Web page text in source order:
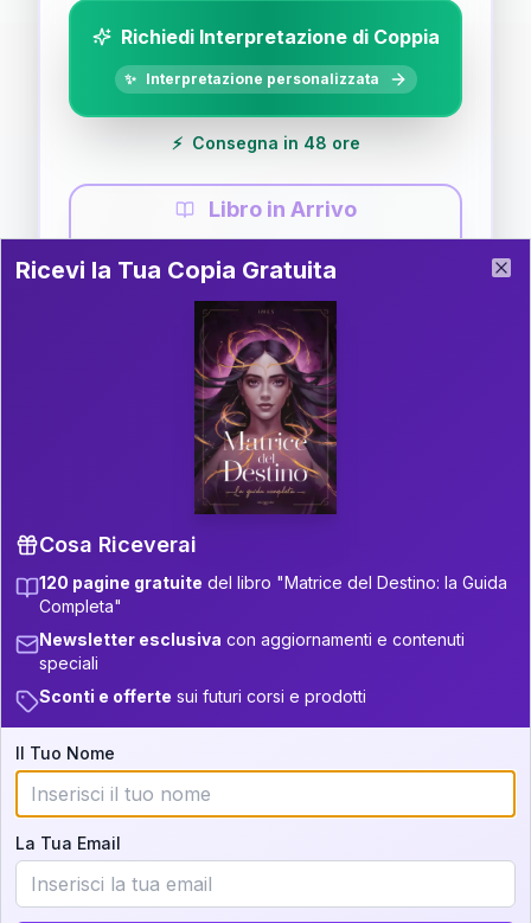
Richiedi Interpretazione di Coppia
✨ Interpretazione personalizzata
⚡ Consegna in 48 ore
Libro in Arrivo
Guida completa di Coppia
Il libro è in fase di scrittura. Iscriviti alla newsletter
per ricevere aggiornamenti!
P.S. Interpretazione parziale
gratuita
Scorri più in basso per vedere
un'interpretazione parziale gratuita della tua
Iscriviti alla newsletter per ricevere
aggiornamenti quando sarà disponibile.
Cosa scoprirete nella vostra
interpretazione:
💕 Come rafforzare la vostra unione
Ricevi la Tua Copia Gratuita del Libro
Ricevi la Tua Copia Gratuita
Cosa Riceverai
120 pagine gratuite del libro "Matrice del Destino: la Guida
Completa"
Newsletter esclusiva con aggiornamenti e contenuti
speciali
Sconti e offerte sui futuri corsi e prodotti
Il Tuo Nome
La Tua Email